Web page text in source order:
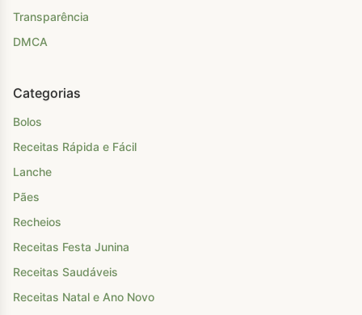
Transparência
DMCA
Categorias
Bolos
Receitas Rápida e Fácil
Lanche
Pães
Recheios
Receitas Festa Junina
Receitas Saudáveis
Receitas Natal e Ano Novo